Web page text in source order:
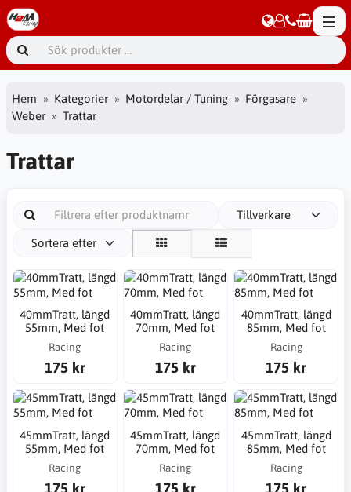
Hem Kategorier Motordelar / Tuning
Förgasare
Weber
Trattar
Trattar
Tillverkare
Sortera efter
40mmTratt, längd
55mm, Med fot
Racing
175 kr
40mmTratt, längd
70mm, Med fot
Racing
175 kr
40mmTratt, längd
85mm, Med fot
Racing
175 kr
45mmTratt, längd
55mm, Med fot
Racing
175 kr
45mmTratt, längd
70mm, Med fot
Racing
175 kr
45mmTratt, längd
85mm, Med fot
Racing
175 kr